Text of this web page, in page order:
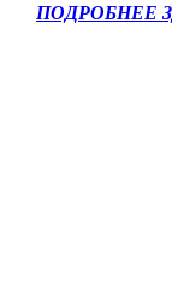
ПОДРОБНЕЕ